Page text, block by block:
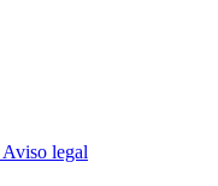
Aviso legal